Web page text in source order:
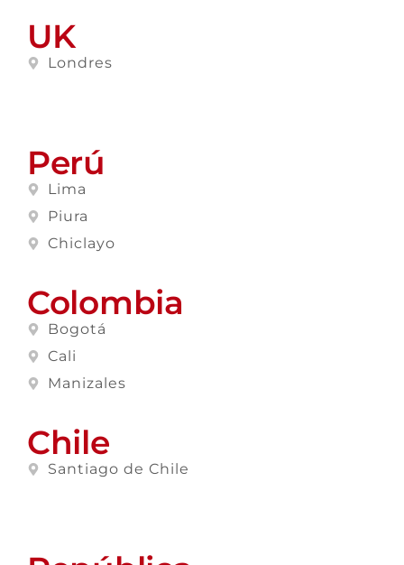
UK
Londres
Perú
Lima
Piura
Chiclayo
Colombia
Bogotá
Cali
Manizales
Chile
Santiago de Chile